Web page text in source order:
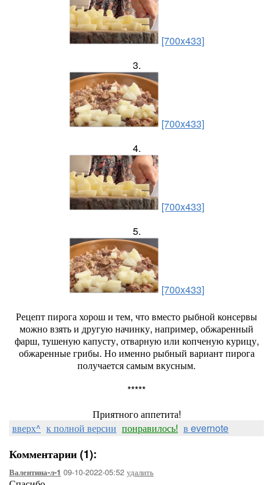
[700x433]
3.
[700x433]
4.
[700x433]
5.
[700x433]
Рецепт пирога хорош и тем, что вместо рыбной консервы
можно взять и другую начинку, например, обжаренный
фарш, тушеную капусту, отварную или копченую курицу,
обжаренные грибы. Но именно рыбный вариант пирога
получается самым вкусным.
*****
Приятного аппетита!
вверх^ к полной версии понравилось! в evernote
Комментарии (1):
Валентина-л-1 09-10-2022-05:52 удалить